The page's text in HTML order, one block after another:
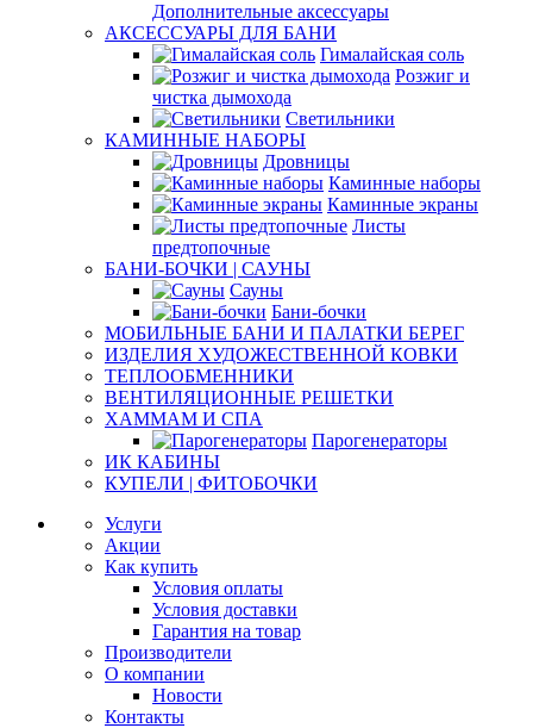
Дополнительные аксессуары
АКСЕССУАРЫ ДЛЯ БАНИ
Гималайская соль
Розжиг и
чистка дымохода
Светильники
КАМИННЫЕ НАБОРЫ
Дровницы
Каминные наборы
Каминные экраны
Листы
предтопочные
БАНИ-БОЧКИ | САУНЫ
Сауны
Бани-бочки
МОБИЛЬНЫЕ БАНИ И ПАЛАТКИ БЕРЕГ
ИЗДЕЛИЯ ХУДОЖЕСТВЕННОЙ КОВКИ
ТЕПЛООБМЕННИКИ
ВЕНТИЛЯЦИОННЫЕ РЕШЕТКИ
ХАММАМ И СПА
Парогенераторы
ИК КАБИНЫ
КУПЕЛИ | ФИТОБОЧКИ
Услуги
Акции
Как купить
Условия оплаты
Условия доставки
Гарантия на товар
Производители
О компании
Новости
Контакты